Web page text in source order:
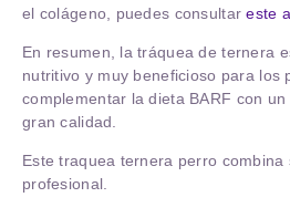
el colágeno, puedes consultareste
En resumen, la tráquea de ternera
nutritivo y muy beneficioso para los
complementar la dieta BARF con
gran calidad.
Estetraquea ternera perro combina
profesional.